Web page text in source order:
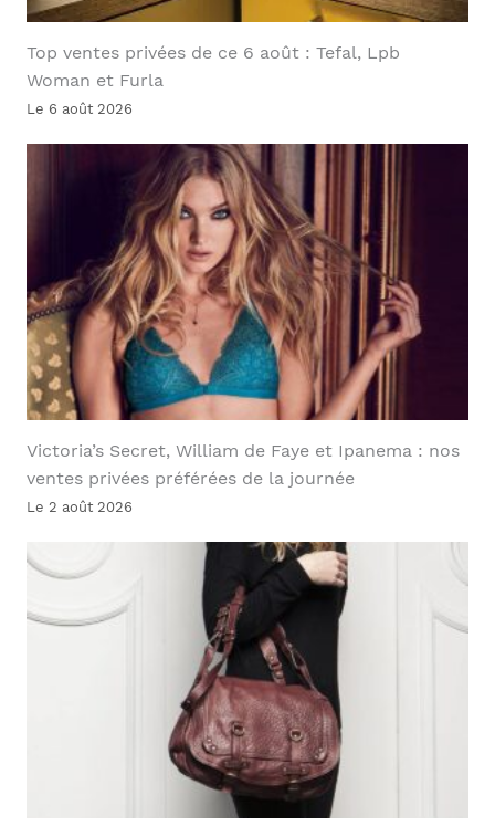
Top ventes privées de ce 6 août : Tefal, Lpb
Woman et Furla
Le 6 août 2026
Victoria’s Secret, William de Faye et Ipanema : nos
ventes privées préférées de la journée
Le 2 août 2026